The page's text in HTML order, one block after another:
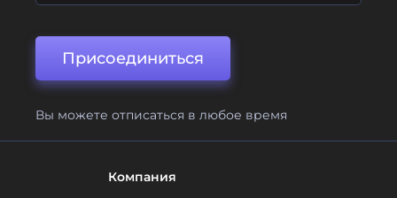
Присоединиться
Вы можете отписаться в любое время
Компания